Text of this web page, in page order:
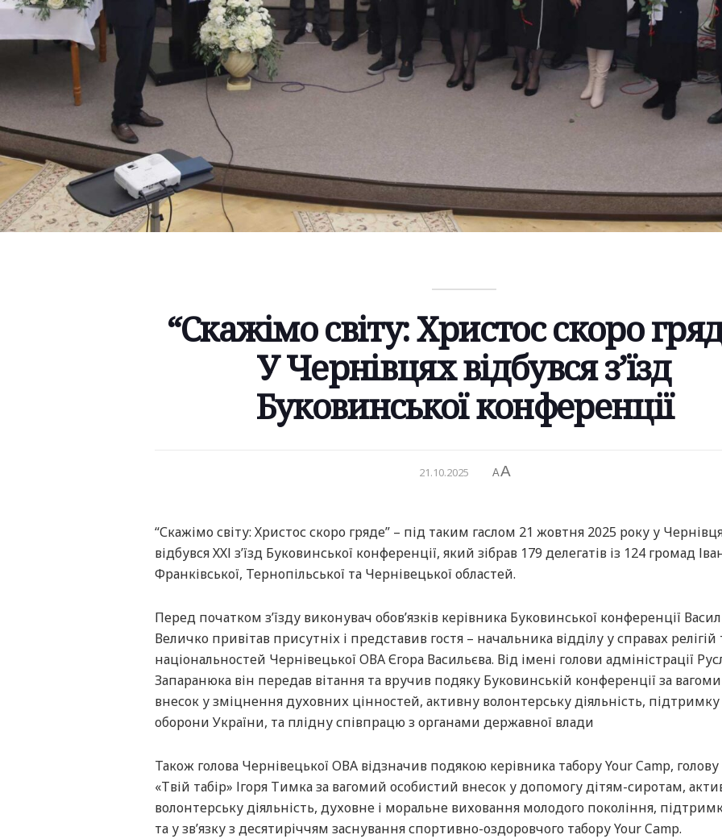
“Скажімо світу: Христос скоро
У Чернівцях відбувся з’їзд
Буковинської конференції
21.10.2025 AA
“Скажімо світу: Христос скоро гряде” – під таким гаслом 21 жовтня 2025 року у
відбувся ХХІ з’їзд Буковинської конференції, який зібрав 179 делегатів із 124 громад
Франківської, Тернопільської та Чернівецької областей.
Перед початком з’їзду виконувач обов’язків керівника Буковинської конференції
Величко привітав присутніх і представив гостя – начальника відділу у справах релігій
національностей Чернівецької ОВА Єгора Васильєва. Від імені голови адміністрації
Запаранюка він передав вітання та вручив подяку Буковинській конференції за
внесок у зміцнення духовних цінностей, активну волонтерську діяльність,
оборони України, та плідну співпрацю з органами державної влади
Також голова Чернівецької ОВА відзначив подякою керівника табору Your Camp,
«Твій табір» Ігоря Тимка за вагомий особистий внесок у допомогу дітям-сиротам,
волонтерську діяльність, духовне і моральне виховання молодого покоління,
та у зв’язку з десятиріччям заснування спортивно-оздоровчого табору Your Camp.